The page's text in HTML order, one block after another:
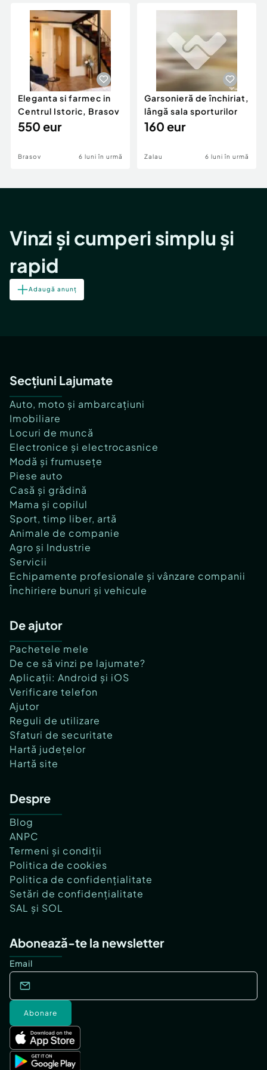
Servicii
Animale de companie
Afaceri și echipamente profesionale
Inchiriere Bunuri si Vehicule
Utilaje agricole si industriale
Piese auto si accesorii
Dacia Duster
Eleganta si farmec in
Centrul Istoric, Brasov
550 eur
Brasov 6 luni în urmă
Garsonieră de închiriat,
lângă sala sporturilor
160 eur
Zalau 6 luni în urmă
Vinzi și cumperi simplu și
rapid
Adaugă anunț
Secțiuni Lajumate
Auto, moto și ambarcațiuni
Imobiliare
Locuri de muncă
Electronice și electrocasnice
Modă și frumusețe
Piese auto
Casă și grădină
Mama și copilul
Sport, timp liber, artă
Animale de companie
Agro și Industrie
Servicii
Echipamente profesionale și vânzare companii
Închiriere bunuri și vehicule
De ajutor
Pachetele mele
De ce să vinzi pe lajumate?
Aplicații: Android și iOS
Verificare telefon
Ajutor
Reguli de utilizare
Sfaturi de securitate
Hartă județelor
Hartă site
Despre
Blog
ANPC
Termeni și condiții
Politica de cookies
Politica de confidențialitate
Setări de confidențialitate
SAL și SOL
Abonează-te la newsletter
Email
Abonare